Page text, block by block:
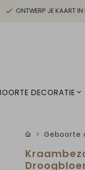
ONTWERP JE KAART
DECORATIE
Geboorte